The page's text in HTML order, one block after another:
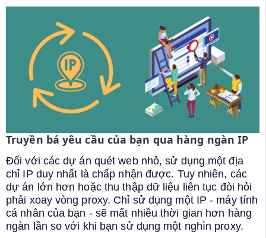
Truyền bá yêu cầu của bạn qua hàng ngàn IP
Đối với các dự án quét web nhỏ, sử dụng một địa
chỉ IP duy nhất là chấp nhận được. Tuy nhiên, các
dự án lớn hơn hoặc thu thập dữ liệu liên tục đòi hỏi
phải xoay vòng proxy. Chỉ sử dụng một IP - máy tính
cá nhân của bạn - sẽ mất nhiều thời gian hơn hàng
ngàn lần so với khi bạn sử dụng một nghìn proxy.